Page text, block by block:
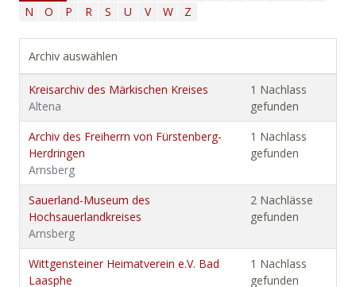
N
O P R S U V W Z
Archiv auswählen
Kreisarchiv des Märkischen Kreises
Altena
1 Nachlass
gefunden
Archiv des Freiherrn von Fürstenberg-
Herdringen
Arnsberg
1 Nachlass
gefunden
Sauerland-Museum des
Hochsauerlandkreises
Arnsberg
2 Nachlässe
gefunden
Wittgensteiner Heimatverein e.V. Bad
Laasphe
1 Nachlass
gefunden